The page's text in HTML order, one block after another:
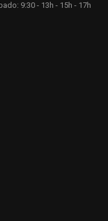
9:30 - 13h - 15h - 17h